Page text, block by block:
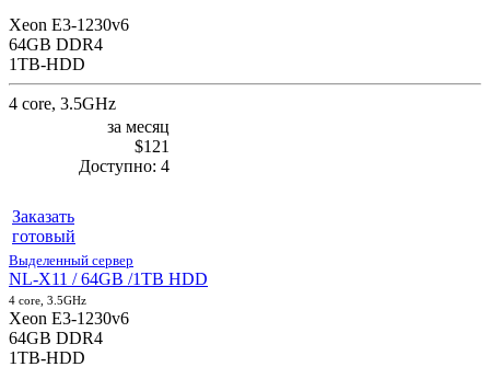
Xeon E3-1230v6
64GB DDR4
1TB-HDD
4 core, 3.5GHz
за месяц
$121
Доступно: 4
Заказать
готовый
Выделенный сервер
NL-X11 / 64GB /1TB HDD
4 core, 3.5GHz
Xeon E3-1230v6
64GB DDR4
1TB-HDD